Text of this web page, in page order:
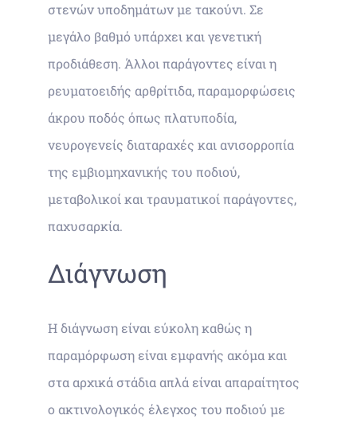
στενών υποδημάτων με τακούνι. Σε
μεγάλο βαθμό υπάρχει και γενετική
προδιάθεση. Άλλοι παράγοντες είναι η
ρευματοειδής αρθρίτιδα, παραμορφώσεις
άκρου ποδός όπως πλατυποδία,
νευρογενείς διαταραχές και ανισορροπία
της εμβιομηχανικής του ποδιού,
μεταβολικοί και τραυματικοί παράγοντες,
παχυσαρκία.
Διάγνωση
Η διάγνωση είναι εύκολη καθώς η
παραμόρφωση είναι εμφανής ακόμα και
στα αρχικά στάδια απλά είναι απαραίτητος
ο ακτινολογικός έλεγχος του ποδιού με